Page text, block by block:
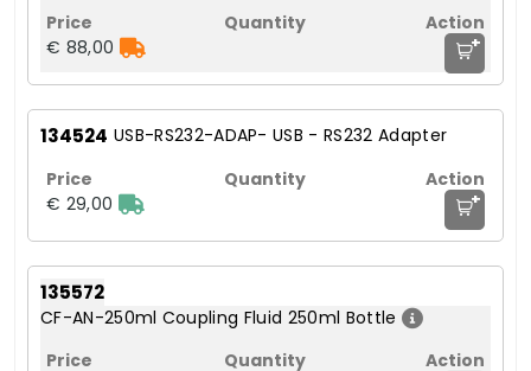
€ 88,00 +
134524 USB-RS232-ADAP- USB - RS232 Adapter
€ 29,00 +
135572
CF-AN-250ml Coupling Fluid 250ml Bottle